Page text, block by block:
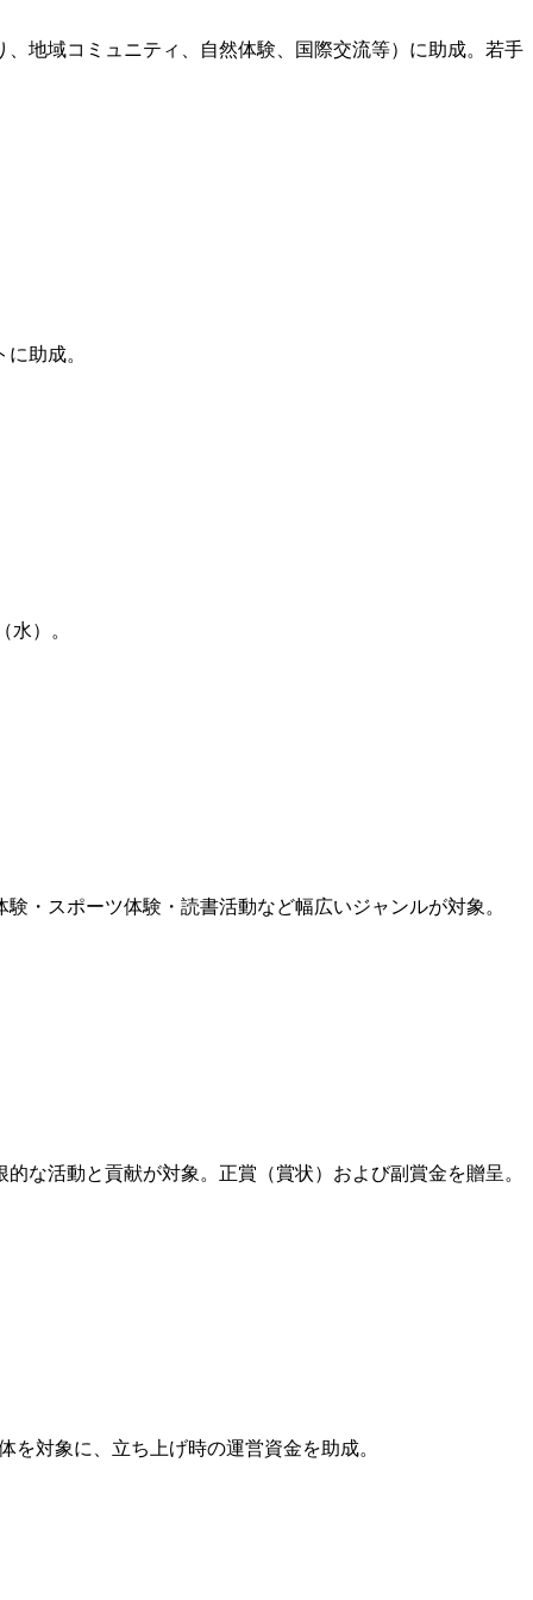
地域コミュニティ、自然体験、国際交流等）に助成。若手
助成。
）。
・スポーツ体験・読書活動など幅広いジャンルが対象。
な活動と貢献が対象。正賞（賞状）および副賞金を贈呈。
対象に、立ち上げ時の運営資金を助成。